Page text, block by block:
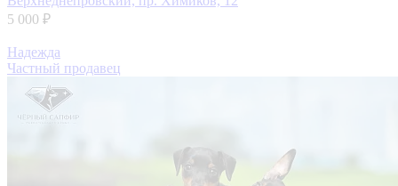
5 000 ₽
Надежда
Частный продавец